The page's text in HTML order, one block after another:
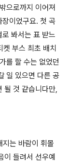
으로까지 이어져
이었구요. 첫 곡
봐서는 표 받느
부스 최초 배치
를 할 수는 없었던
일 있으면 다른 공
될 것 같습니다만,
는 바람이 휘몰
이 들려서 선우예